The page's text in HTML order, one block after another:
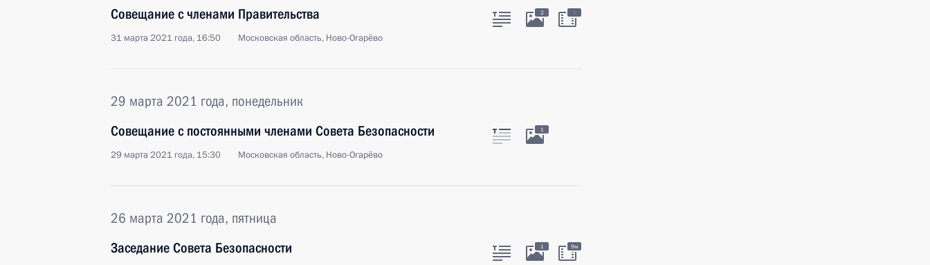
Совещание с членами Правительства
31 марта 2021 года, 16:50 Московская область, Ново-Огарёво
2 :
29 марта 2021 года, понедельник
Совещание с постоянными членами Совета Безопасности
29 марта 2021 года, 15:30 Московская область, Ново-Огарёво
1
26 марта 2021 года, пятница
Заседание Совета Безопасности
1 9м